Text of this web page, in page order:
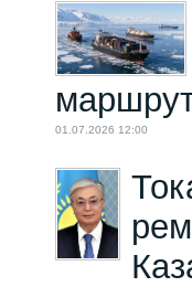
01.07.2026 12:00